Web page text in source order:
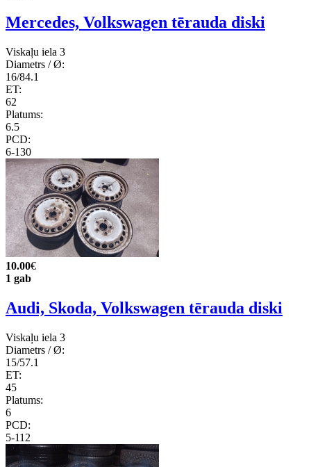
Mercedes, Volkswagen tērauda diski
Viskaļu iela 3
Diametrs / Ø:
16/84.1
ET:
62
Platums:
6.5
PCD:
6-130
10.00€
1 gab
Audi, Skoda, Volkswagen tērauda diski
Viskaļu iela 3
Diametrs / Ø:
15/57.1
ET:
45
Platums:
6
PCD:
5-112